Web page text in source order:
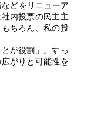
どをリニューア
内投票の民主主
ちろん、私の投
が役割」。すっ
がりと可能性を